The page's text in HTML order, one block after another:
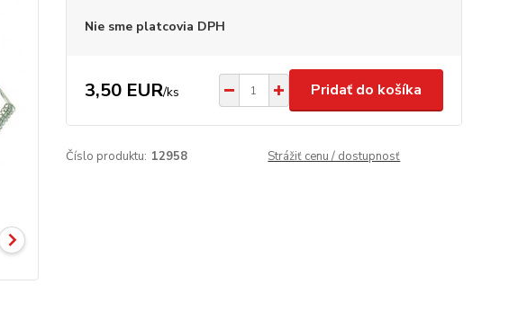
Nie sme platcovia DPH
3,50 EUR/ks Pridať do košíka
Číslo produktu: 12958 Strážiť cenu / dostupnosť